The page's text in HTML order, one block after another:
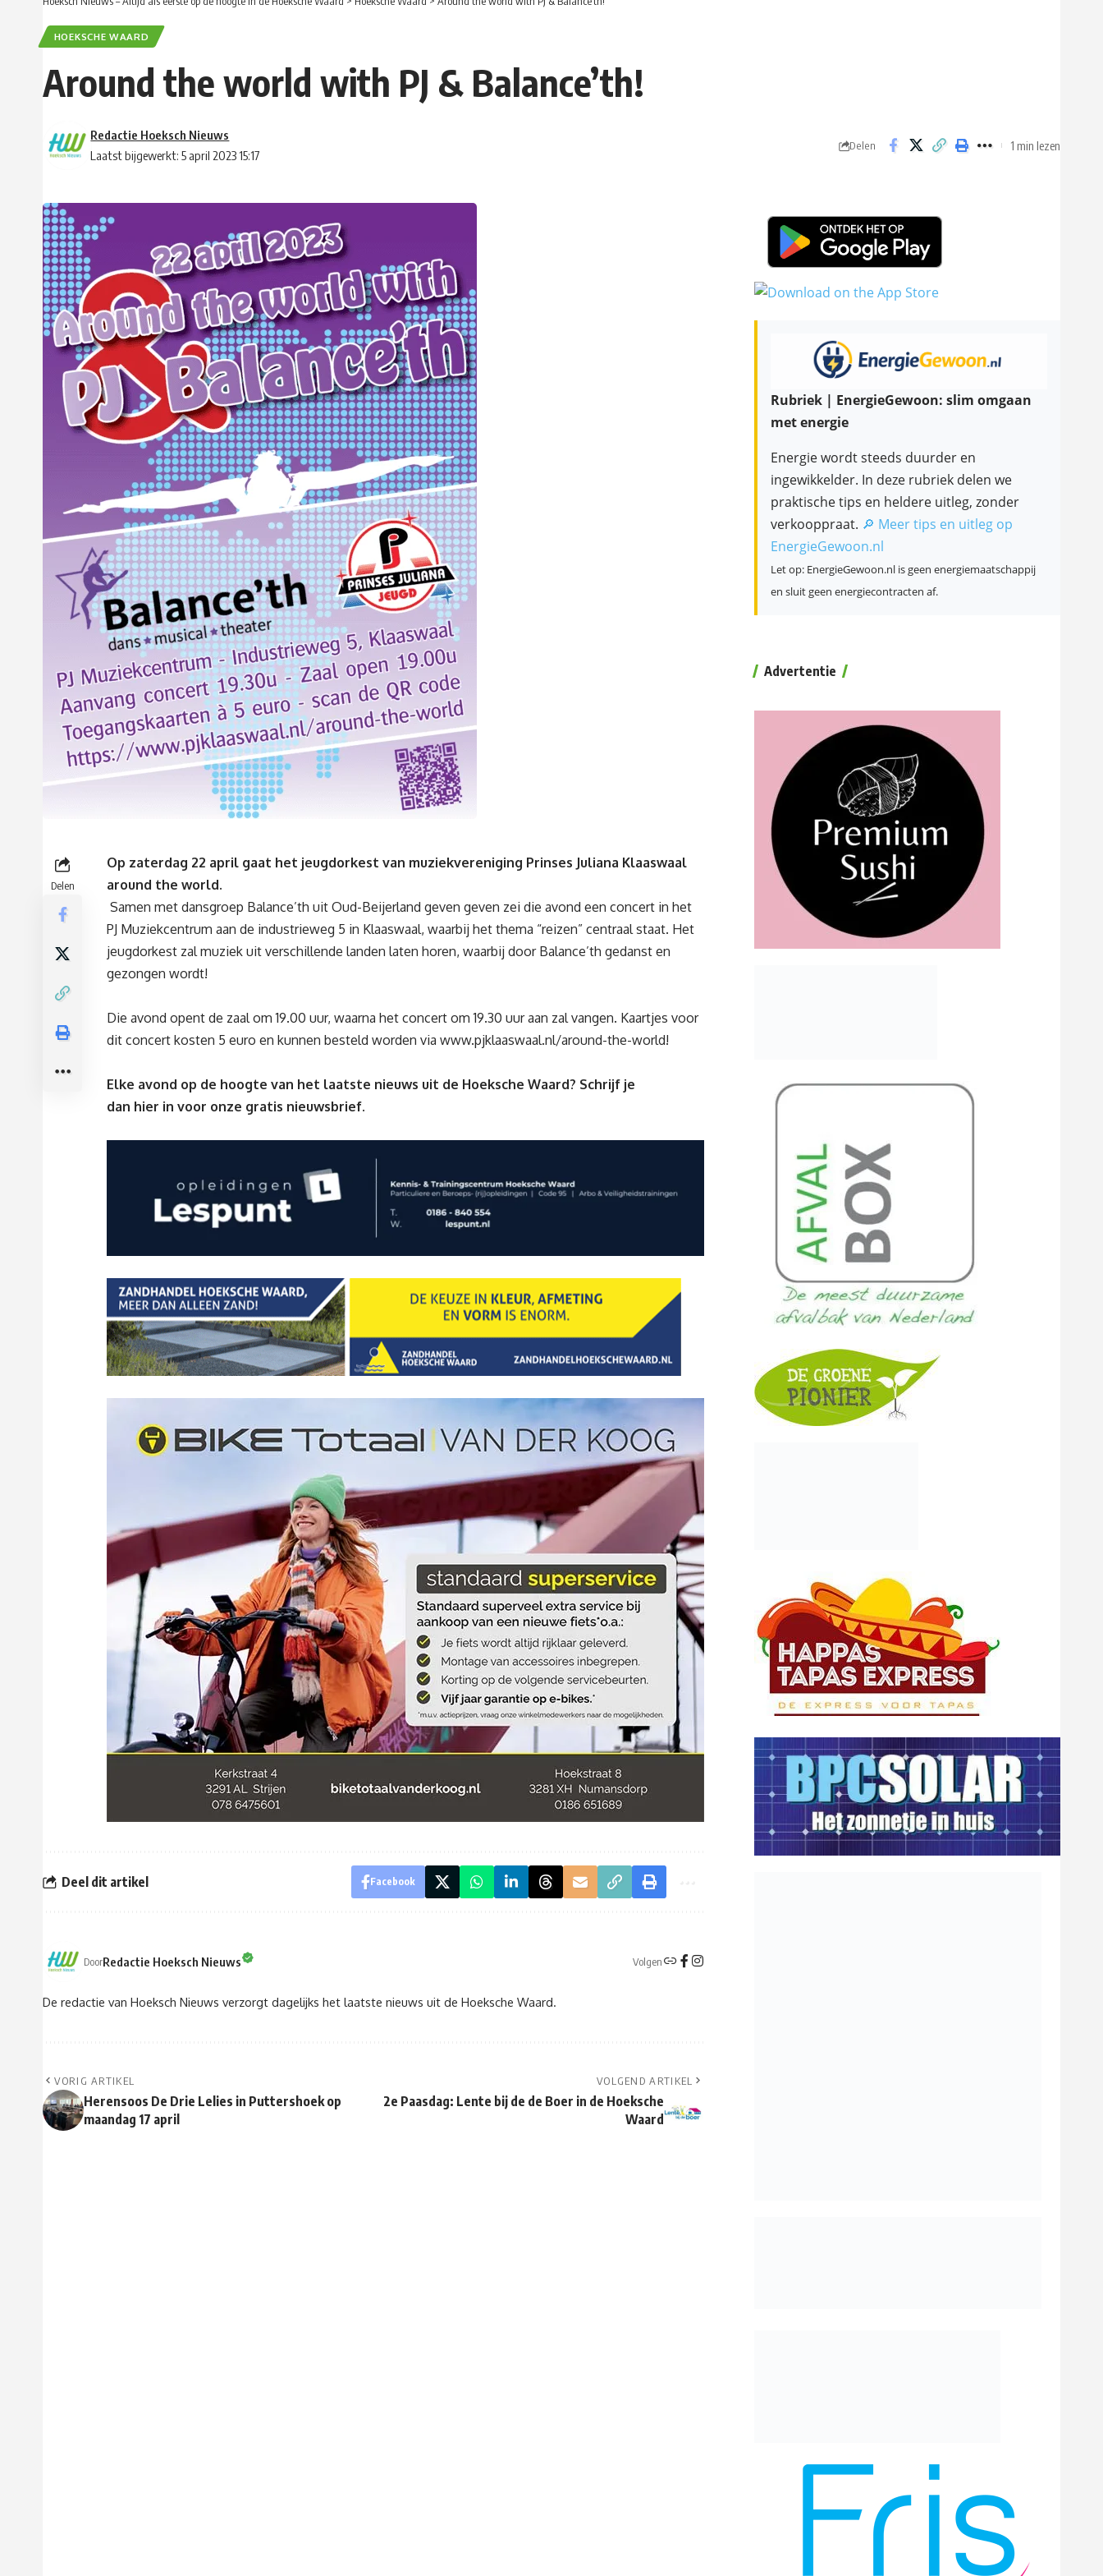
HOEKSCHE WAARD
Around the world with PJ & Balance’th!
Laatst bijgewerkt: 5 april 2023 15:17
Redactie Hoeksch Nieuws
Delen 1 min lezen
Delen
Op zaterdag 22 april gaat het jeugdorkest van muziekvereniging Prinses Juliana Klaaswaal
around the world.
Samen met dansgroep Balance’th uit Oud-Beijerland geven geven zei die avond een concert in het
PJ Muziekcentrum aan de industrieweg 5 in Klaaswaal, waarbij het thema “reizen” centraal staat. Het
jeugdorkest zal muziek uit verschillende landen laten horen, waarbij door Balance’th gedanst en
gezongen wordt!
Die avond opent de zaal om 19.00 uur, waarna het concert om 19.30 uur aan zal vangen. Kaartjes voor
dit concert kosten 5 euro en kunnen besteld worden via www.pjklaaswaal.nl/around-the-world!
Elke avond op de hoogte van het laatste nieuws uit de Hoeksche Waard? Schrijf je
dan hier in voor onze gratis nieuwsbrief.
Deel dit artikel Facebook
DoorRedactie Hoeksch Nieuws Volgen
De redactie van Hoeksch Nieuws verzorgt dagelijks het laatste nieuws uit de Hoeksche Waard.
VORIG ARTIKEL
Herensoos De Drie Lelies in Puttershoek op
maandag 17 april
VOLGEND ARTIKEL
2e Paasdag: Lente bij de de Boer in de Hoeksche
Waard
Rubriek | EnergieGewoon: slim omgaan
met energie
Energie wordt steeds duurder en
ingewikkelder. In deze rubriek delen we
praktische tips en heldere uitleg, zonder
verkooppraat. 🔎 Meer tips en uitleg op
EnergieGewoon.nl
Let op: EnergieGewoon.nl is geen energiemaatschappij
en sluit geen energiecontracten af.
Advertentie